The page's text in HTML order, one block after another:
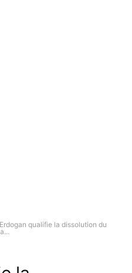
Erdogan qualifie la dissolution du